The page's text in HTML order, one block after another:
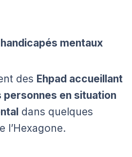
mentaux
des Ehpad accueillant
personnes en situation
dans quelques
l’Hexagone.